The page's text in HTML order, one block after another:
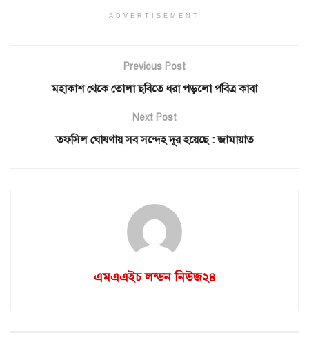
ADVERTISEMENT
Previous Post
মহাকাশ থেকে তোলা ছবিতে ধরা পড়লো পবিত্র কাবা
Next Post
তফসিল ঘোষণায় সব সন্দেহ দূর হয়েছে : জামায়াত
এমএএইচ লন্ডন নিউজ২৪